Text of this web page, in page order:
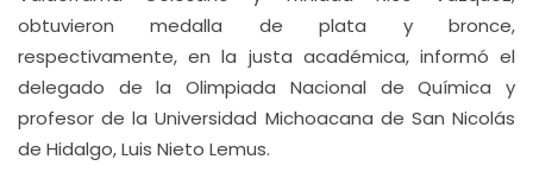
obtuvieron medalla de plata y bronce,
respectivamente, en la justa académica, informó el
delegado de la Olimpiada Nacional de Química y
profesor de la Universidad Michoacana de San Nicolás
de Hidalgo, Luis Nieto Lemus.